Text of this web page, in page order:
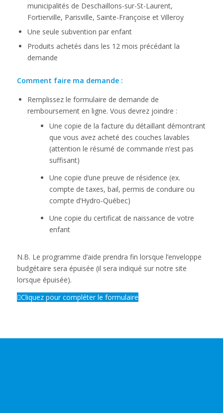
municipalités de Deschaillons-sur-St-Laurent,
Fortierville, Parisville, Sainte-Françoise et Villeroy
Une seule subvention par enfant
Produits achetés dans les 12 mois précédant la
demande
Comment faire ma demande :
Remplissez le formulaire de demande de
remboursement en ligne. Vous devrez joindre :
Une copie de la facture du détaillant démontrant
que vous avez acheté des couches lavables
(attention le résumé de commande n’est pas
suffisant)
Une copie d’une preuve de résidence (ex.
compte de taxes, bail, permis de conduire ou
compte d’Hydro-Québec)
Une copie du certificat de naissance de votre
enfant
N.B. Le programme d’aide prendra fin lorsque l’enveloppe
budgétaire sera épuisée (il sera indiqué sur notre site
lorsque épuisée).
Cliquez pour compléter le formulaire